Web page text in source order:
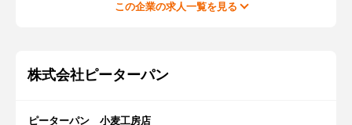
この企業の求人一覧を見る
株式会社ピーターパン
ピーターパン 小麦工房店